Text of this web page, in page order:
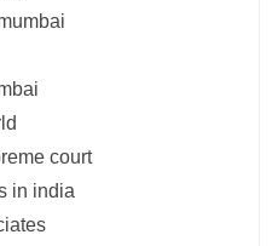
court
in india